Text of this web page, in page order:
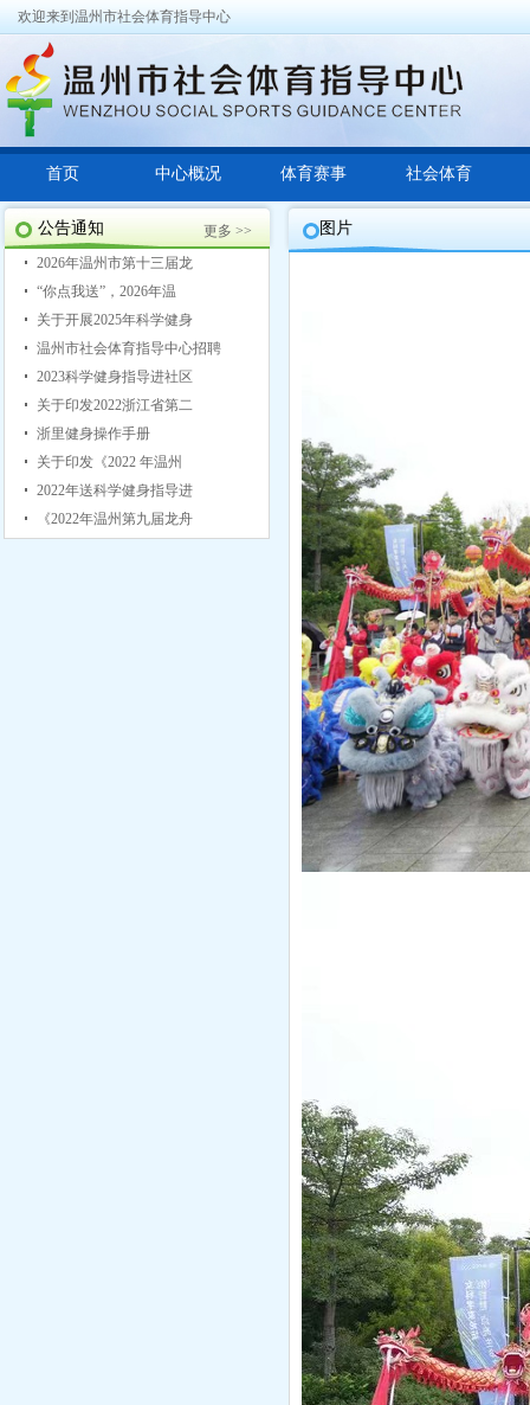
欢迎来到温州市社会体育指导中心
首页 中心概况 体育赛事 社会体育
公告通知
更多 >>
2026年温州市第十三届龙
“你点我送”，2026年温
关于开展2025年科学健身
温州市社会体育指导中心招聘
2023科学健身指导进社区
关于印发2022浙江省第二
浙里健身操作手册
关于印发《2022 年温州
2022年送科学健身指导进
《2022年温州第九届龙舟
图片